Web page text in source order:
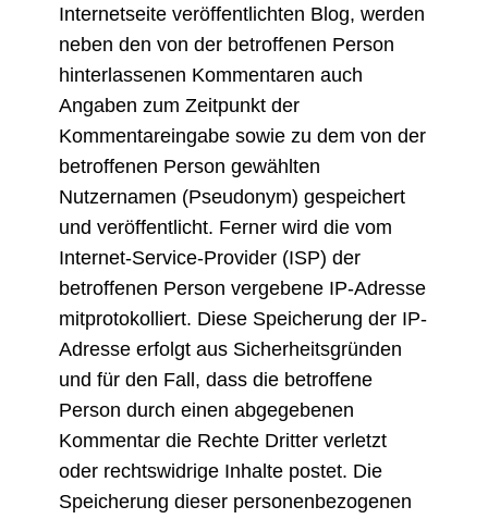
Internetseite veröffentlichten Blog, werden
neben den von der betroffenen Person
hinterlassenen Kommentaren auch
Angaben zum Zeitpunkt der
Kommentareingabe sowie zu dem von der
betroffenen Person gewählten
Nutzernamen (Pseudonym) gespeichert
und veröffentlicht. Ferner wird die vom
Internet-Service-Provider (ISP) der
betroffenen Person vergebene IP-Adresse
mitprotokolliert. Diese Speicherung der IP-
Adresse erfolgt aus Sicherheitsgründen
und für den Fall, dass die betroffene
Person durch einen abgegebenen
Kommentar die Rechte Dritter verletzt
oder rechtswidrige Inhalte postet. Die
Speicherung dieser personenbezogenen